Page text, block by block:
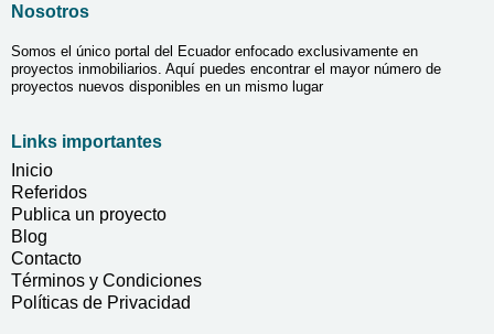
Nosotros
Somos el único portal del Ecuador enfocado exclusivamente en
proyectos inmobiliarios. Aquí puedes encontrar el mayor número de
proyectos nuevos disponibles en un mismo lugar
Links importantes
Inicio
Referidos
Publica un proyecto
Blog
Contacto
Términos y Condiciones
Políticas de Privacidad